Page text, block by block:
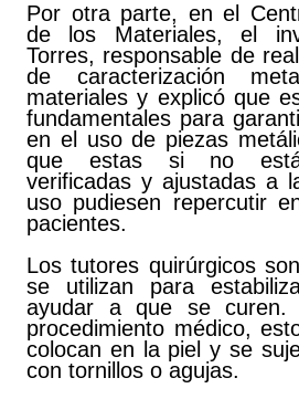
Por otra parte, en el
de los Materiales, el
Torres, responsable de
de caracterización
materiales y explicó que
fundamentales para
en el uso de piezas
que estas si no
verificadas y ajustadas a
uso pudiesen repercutir
pacientes.
Los tutores quirúrgicos
se utilizan para
ayudar a que se
procedimiento médico,
colocan en la piel y se
con tornillos o agujas.